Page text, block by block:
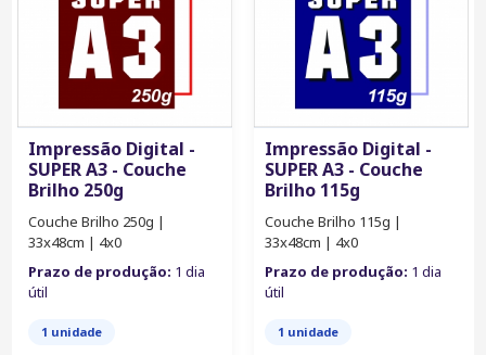
Impressão Digital -
SUPER A3 - Couche
Brilho 250g
Couche Brilho 250g |
33x48cm | 4x0
Prazo de produção: 1 dia
útil
1 unidade
Impressão Digital -
SUPER A3 - Couche
Brilho 115g
Couche Brilho 115g |
33x48cm | 4x0
Prazo de produção: 1 dia
útil
1 unidade